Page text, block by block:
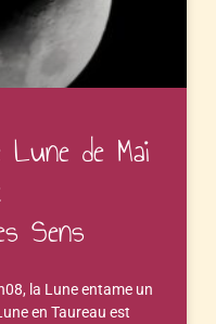
Lune de Mai
Sens
la Lune entame un
en Taureau est